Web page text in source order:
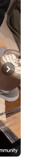
Next slide